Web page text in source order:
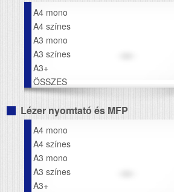
A4 mono
A4 színes
A3 mono
A3 színes
A3+
ÖSSZES
Lézer nyomtató és MFP
A4 mono
A4 színes
A3 mono
A3 színes
A3+